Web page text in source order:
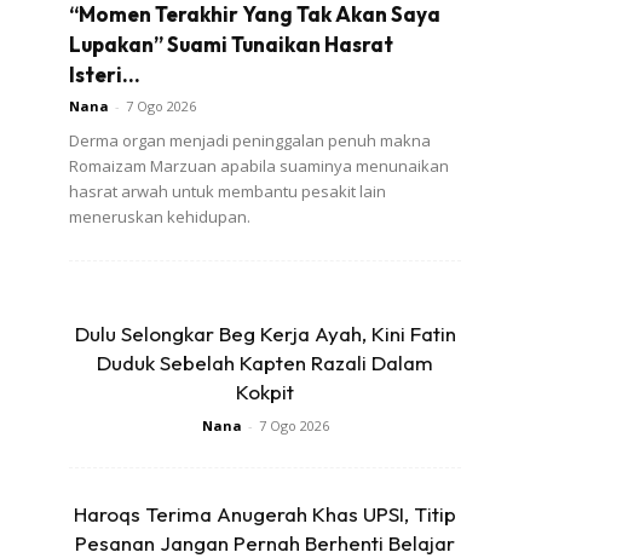
“Momen Terakhir Yang Tak Akan Saya
Lupakan” Suami Tunaikan Hasrat
Isteri...
Nana - 7 Ogo 2026
Derma organ menjadi peninggalan penuh makna
Romaizam Marzuan apabila suaminya menunaikan
hasrat arwah untuk membantu pesakit lain
meneruskan kehidupan.
Dulu Selongkar Beg Kerja Ayah, Kini Fatin
Duduk Sebelah Kapten Razali Dalam
Kokpit
Nana - 7 Ogo 2026
Haroqs Terima Anugerah Khas UPSI, Titip
Pesanan Jangan Pernah Berhenti Belajar